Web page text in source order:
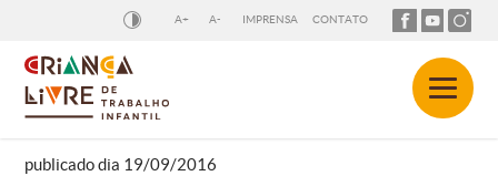
A+ A- IMPRENSA CONTATO
publicado dia 19/09/2016